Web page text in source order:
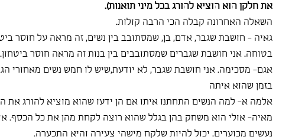
את חלקן הוא הוציא להורג בכל מיני תואנות).
השאלה האחרונה קבלה הכי הרבה קולות.
גאיה - חושבת שגבר, אדם, בן, שמסתובב בין נשים, זה מראה על חוסר
בטוחה. אני חושבת שגברים שמסתובבים בין בנות זה מראה חוסר ביטחון.
אגם- מסכימה. אני חושבת שגבר, לא יודעת,שיש לו חמש נשים מאחורי
בזמן שהוא איתה
אלמה א- למה הנשים התחתנו איתו אם הן ידעו שהוא מוציא להורג את
מאיה- אולי הוא משחק בהן בגלל שהוא רוצה לקחת מהן את כל הכסף.
נעשים מכוערים. יכול להיות שלקח מישהי צעירה והיא התכערה.